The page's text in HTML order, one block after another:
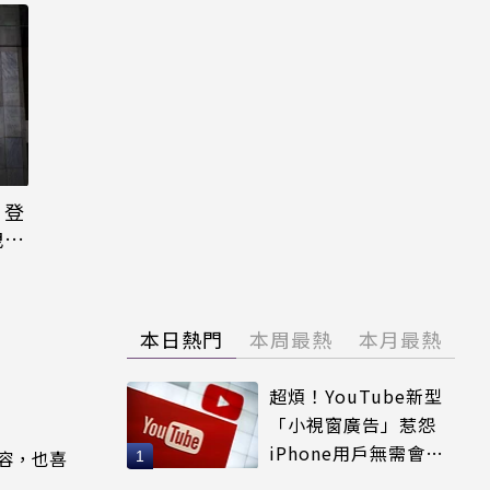
，也喜
本日熱門 本周最熱 本月最熱
超煩！YouTube新型
「小視窗廣告」惹怨
iPhone用戶無需會員